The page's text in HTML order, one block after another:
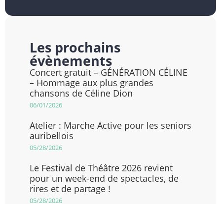
Les prochains
évènements
Concert gratuit – GÉNÉRATION CÉLINE
– Hommage aux plus grandes
chansons de Céline Dion
06/01/2026
Atelier : Marche Active pour les seniors
auribellois
05/28/2026
Le Festival de Théâtre 2026 revient
pour un week-end de spectacles, de
rires et de partage !
05/28/2026